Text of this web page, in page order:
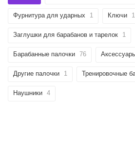
Фурнитура для ударных 1 Ключи 1
Заглушки для барабанов и тарелок 1
Барабанные палочки 76
Другие палочки 1 Тренировочные
Наушники 4